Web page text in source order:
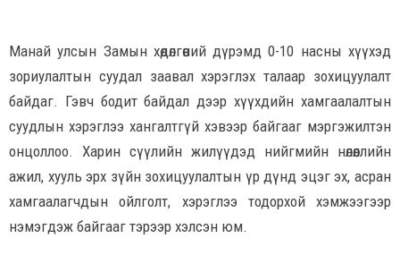
Манай улсын Замын хөдөлгөөний дүрэмд 0-10 насны хүүхэд
зориулалтын суудал заавал хэрэглэх талаар зохицуулалт
байдаг. Гэвч бодит байдал дээр хүүхдийн хамгаалалтын
суудлын хэрэглээ хангалтгүй хэвээр байгааг мэргэжилтэн
онцоллоо. Харин сүүлийн жилүүдэд нийгмийн нөлөөллийн
ажил, хууль эрх зүйн зохицуулалтын үр дүнд эцэг эх, асран
хамгаалагчдын ойлголт, хэрэглээ тодорхой хэмжээгээр
нэмэгдэж байгааг тэрээр хэлсэн юм.